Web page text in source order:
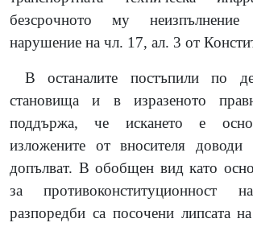
безсрочното му неизпълнение
нарушение на чл. 17, ал. 3 от
В останалите постъпили по
становища и в изразеното
поддържа, че искането е
изложените от вносителя доводи
допълват. В обобщен вид като
за противоконституционност
разпоредби са посочени липсата